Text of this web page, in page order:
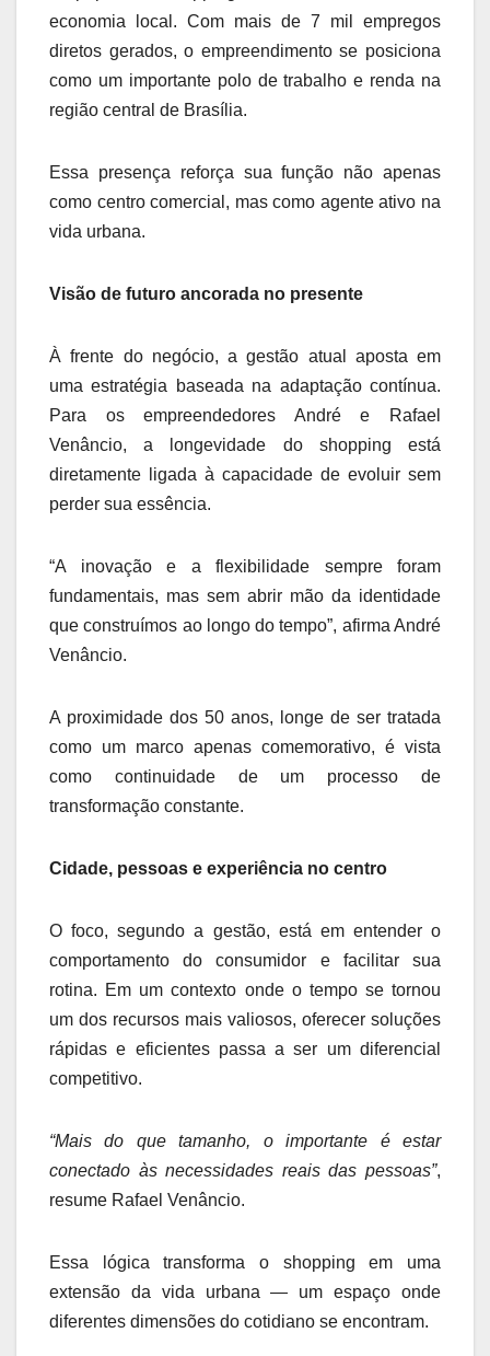
economia local. Com mais de 7 mil empregos
diretos gerados, o empreendimento se posiciona
como um importante polo de trabalho e renda na
região central de Brasília.
Essa presença reforça sua função não apenas
como centro comercial, mas como agente ativo na
vida urbana.
Visão de futuro ancorada no presente
À frente do negócio, a gestão atual aposta em
uma estratégia baseada na adaptação contínua.
Para os empreendedores André e Rafael
Venâncio, a longevidade do shopping está
diretamente ligada à capacidade de evoluir sem
perder sua essência.
“A inovação e a flexibilidade sempre foram
fundamentais, mas sem abrir mão da identidade
que construímos ao longo do tempo”, afirma André
Venâncio.
A proximidade dos 50 anos, longe de ser tratada
como um marco apenas comemorativo, é vista
como continuidade de um processo de
transformação constante.
Cidade, pessoas e experiência no centro
O foco, segundo a gestão, está em entender o
comportamento do consumidor e facilitar sua
rotina. Em um contexto onde o tempo se tornou
um dos recursos mais valiosos, oferecer soluções
rápidas e eficientes passa a ser um diferencial
competitivo.
“Mais do que tamanho, o importante é estar
conectado às necessidades reais das pessoas”,
resume Rafael Venâncio.
Essa lógica transforma o shopping em uma
extensão da vida urbana — um espaço onde
diferentes dimensões do cotidiano se encontram.